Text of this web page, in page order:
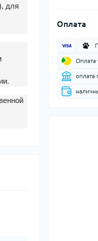
Оплата
Оплата
оплата
для